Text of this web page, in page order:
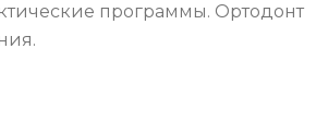
программы. Ортодонт